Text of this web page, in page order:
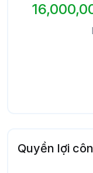
Quyền lợi